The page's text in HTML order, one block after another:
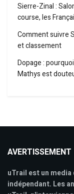
Sierre-Zinal :
course, les
Comment suivre
et classement
Dopage :
Mathys est
AVERTISSEMENT
uTrail est un
indépendant. Les